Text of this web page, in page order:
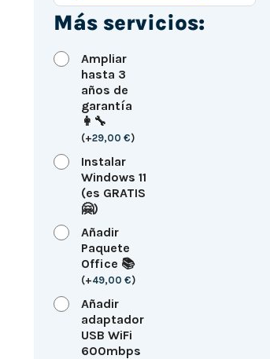
Más servicios:
Ampliar
hasta 3
años de
garantía
👩‍🔧
(+29,00 €)
Instalar
Windows 11
(es GRATIS
🤗)
Añadir
Paquete
Office 📚
(+49,00 €)
Añadir
adaptador
USB WiFi
600mbps